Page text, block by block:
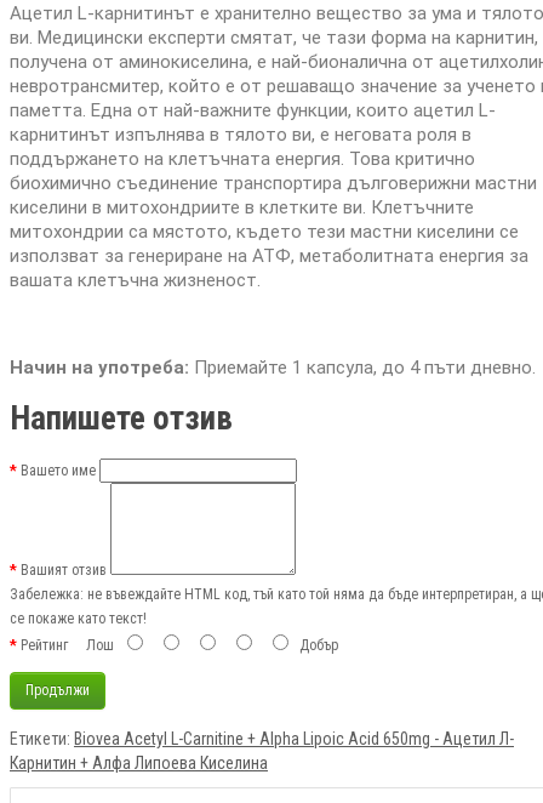
Ацетил L-карнитинът е хранително вещество за ума и тялото
ви. Медицински експерти смятат, че тази форма на карнитин,
получена от аминокиселина, е най-бионалична от
невротрансмитер, който е от решаващо значение за ученето
паметта. Една от най-важните функции, които ацетил L-
карнитинът изпълнява в тялото ви, е неговата роля в
поддържането на клетъчната енергия. Това критично
биохимично съединение транспортира дълговерижни мастни
киселини в митохондриите в клетките ви. Клетъчните
митохондрии са мястото, където тези мастни киселини се
използват за генериране на АТФ, метаболитната енергия за
вашата клетъчна жизненост.
Начин на употреба: Приемайте 1 капсула, до 4 пъти дневно.
Напишете отзив
Вашето име
Вашият отзив
Забележка: не въвеждайте HTML код, тъй като той няма да бъде интерпретиран, а
се покаже като текст!
РейтингЛош Добър
Продължи
Етикети: Biovea Acetyl L-Carnitine + Alpha Lipoic Acid 650mg - Ацетил Л-
Карнитин + Алфа Липоева Киселина